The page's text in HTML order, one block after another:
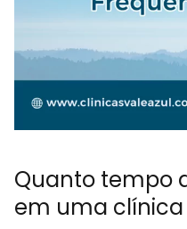
Quanto tempo
em uma